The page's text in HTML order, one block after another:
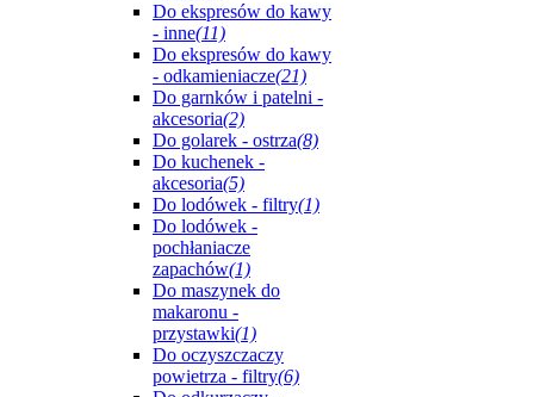
Do ekspresów do kawy
- inne(11)
Do ekspresów do kawy
- odkamieniacze(21)
Do garnków i patelni -
akcesoria(2)
Do golarek - ostrza(8)
Do kuchenek -
akcesoria(5)
Do lodówek - filtry(1)
Do lodówek -
pochłaniacze
zapachów(1)
Do maszynek do
makaronu -
przystawki(1)
Do oczyszczaczy
powietrza - filtry(6)